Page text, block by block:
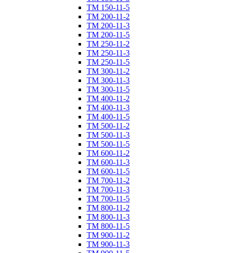
ТM 150-11-5
ТM 200-11-2
ТM 200-11-3
ТM 200-11-5
ТM 250-11-2
ТM 250-11-3
ТM 250-11-5
ТM 300-11-2
ТM 300-11-3
ТM 300-11-5
ТM 400-11-2
ТM 400-11-3
ТM 400-11-5
ТM 500-11-2
ТM 500-11-3
ТM 500-11-5
ТM 600-11-2
ТM 600-11-3
ТM 600-11-5
ТM 700-11-2
ТM 700-11-3
ТM 700-11-5
ТM 800-11-2
ТM 800-11-3
ТM 800-11-5
ТM 900-11-2
ТM 900-11-3